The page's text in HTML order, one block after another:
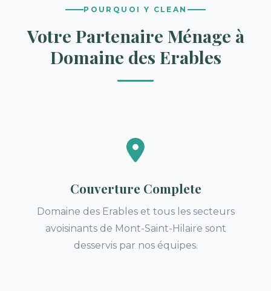
POURQUOI Y CLEAN
Votre Partenaire Ménage à
Domaine des Erables
Couverture Complete
Domaine des Erables et tous les secteurs
avoisinants de Mont-Saint-Hilaire sont
desservis par nos équipes.